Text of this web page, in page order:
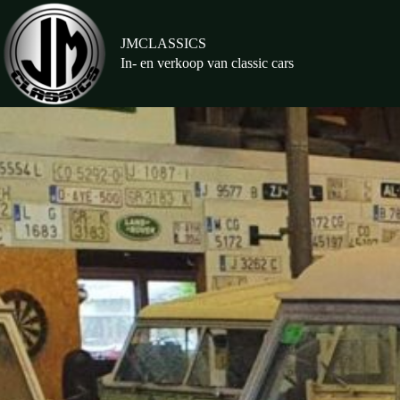
naar
de
inhoud
JMCLASSICS
In- en verkoop van classic cars